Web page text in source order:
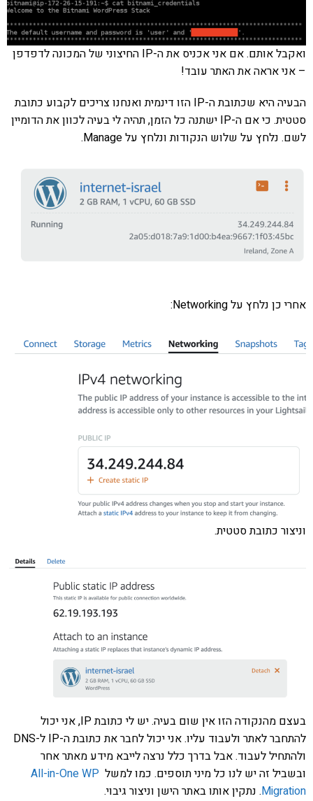
ואקבל אותם. אם אני אכניס את ה-IP החיצוני של המכונה לדפדפן
– אני אראה את האתר עובד!
הבעיה היא שכתובת ה-IP הזו דינמית ואנחנו צריכים לקבוע כתובת
סטטית. כי אם ה-IP ישתנה כל הזמן, תהיה לי בעיה לכוון את הדומיין
לשם. נלחץ על שלוש הנקודות ונלחץ על Manage.
אחרי כן נלחץ על Networking:
וניצור כתובת סטטית.
בעצם מהנקודה הזו אין שום בעיה. יש לי כתובת IP, אני יכול
להתחבר לאתר ולעבוד עליו. אני יכול לחבר את כתובת ה-IP ל-DNS
ולהתחיל לעבוד. אבל בדרך כלל נרצה לייבא מידע מאתר אחר
ובשביל זה יש לנו כל מיני תוספים. כמו למשל All-in-One WP
Migration. נתקין אותו באתר הישן וניצור גיבוי.